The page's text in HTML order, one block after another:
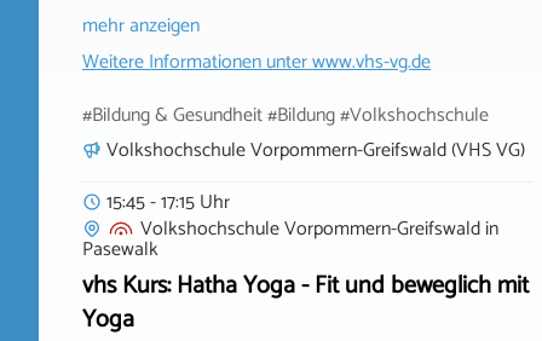
mehr anzeigen
Weitere Informationen unterwww.vhs-vg.de
#Bildung & Gesundheit #Bildung #Volkshochschule
Volkshochschule Vorpommern-Greifswald (VHS VG)
15:45 - 17:15 Uhr
Volkshochschule Vorpommern-Greifswaldin
Pasewalk
vhs Kurs: Hatha Yoga - Fit und beweglich mit
Yoga